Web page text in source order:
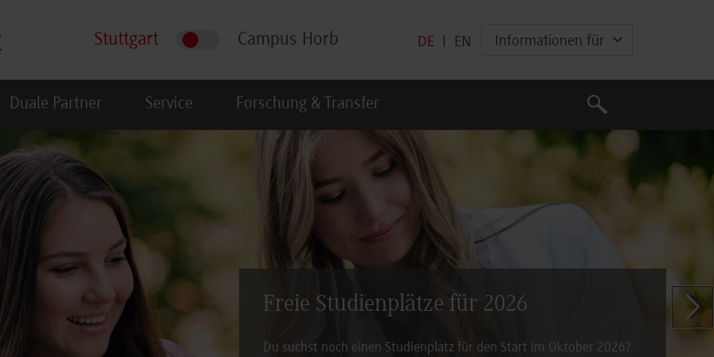
Stuttgart Campus Horb DE EN Informationen für
Duale Partner Service Forschung & Transfer
Suche
Suche
Freie Studienplätze für 2026
Du suchst noch einen Studienplatz für den Start im Oktober 2026?
Zeige